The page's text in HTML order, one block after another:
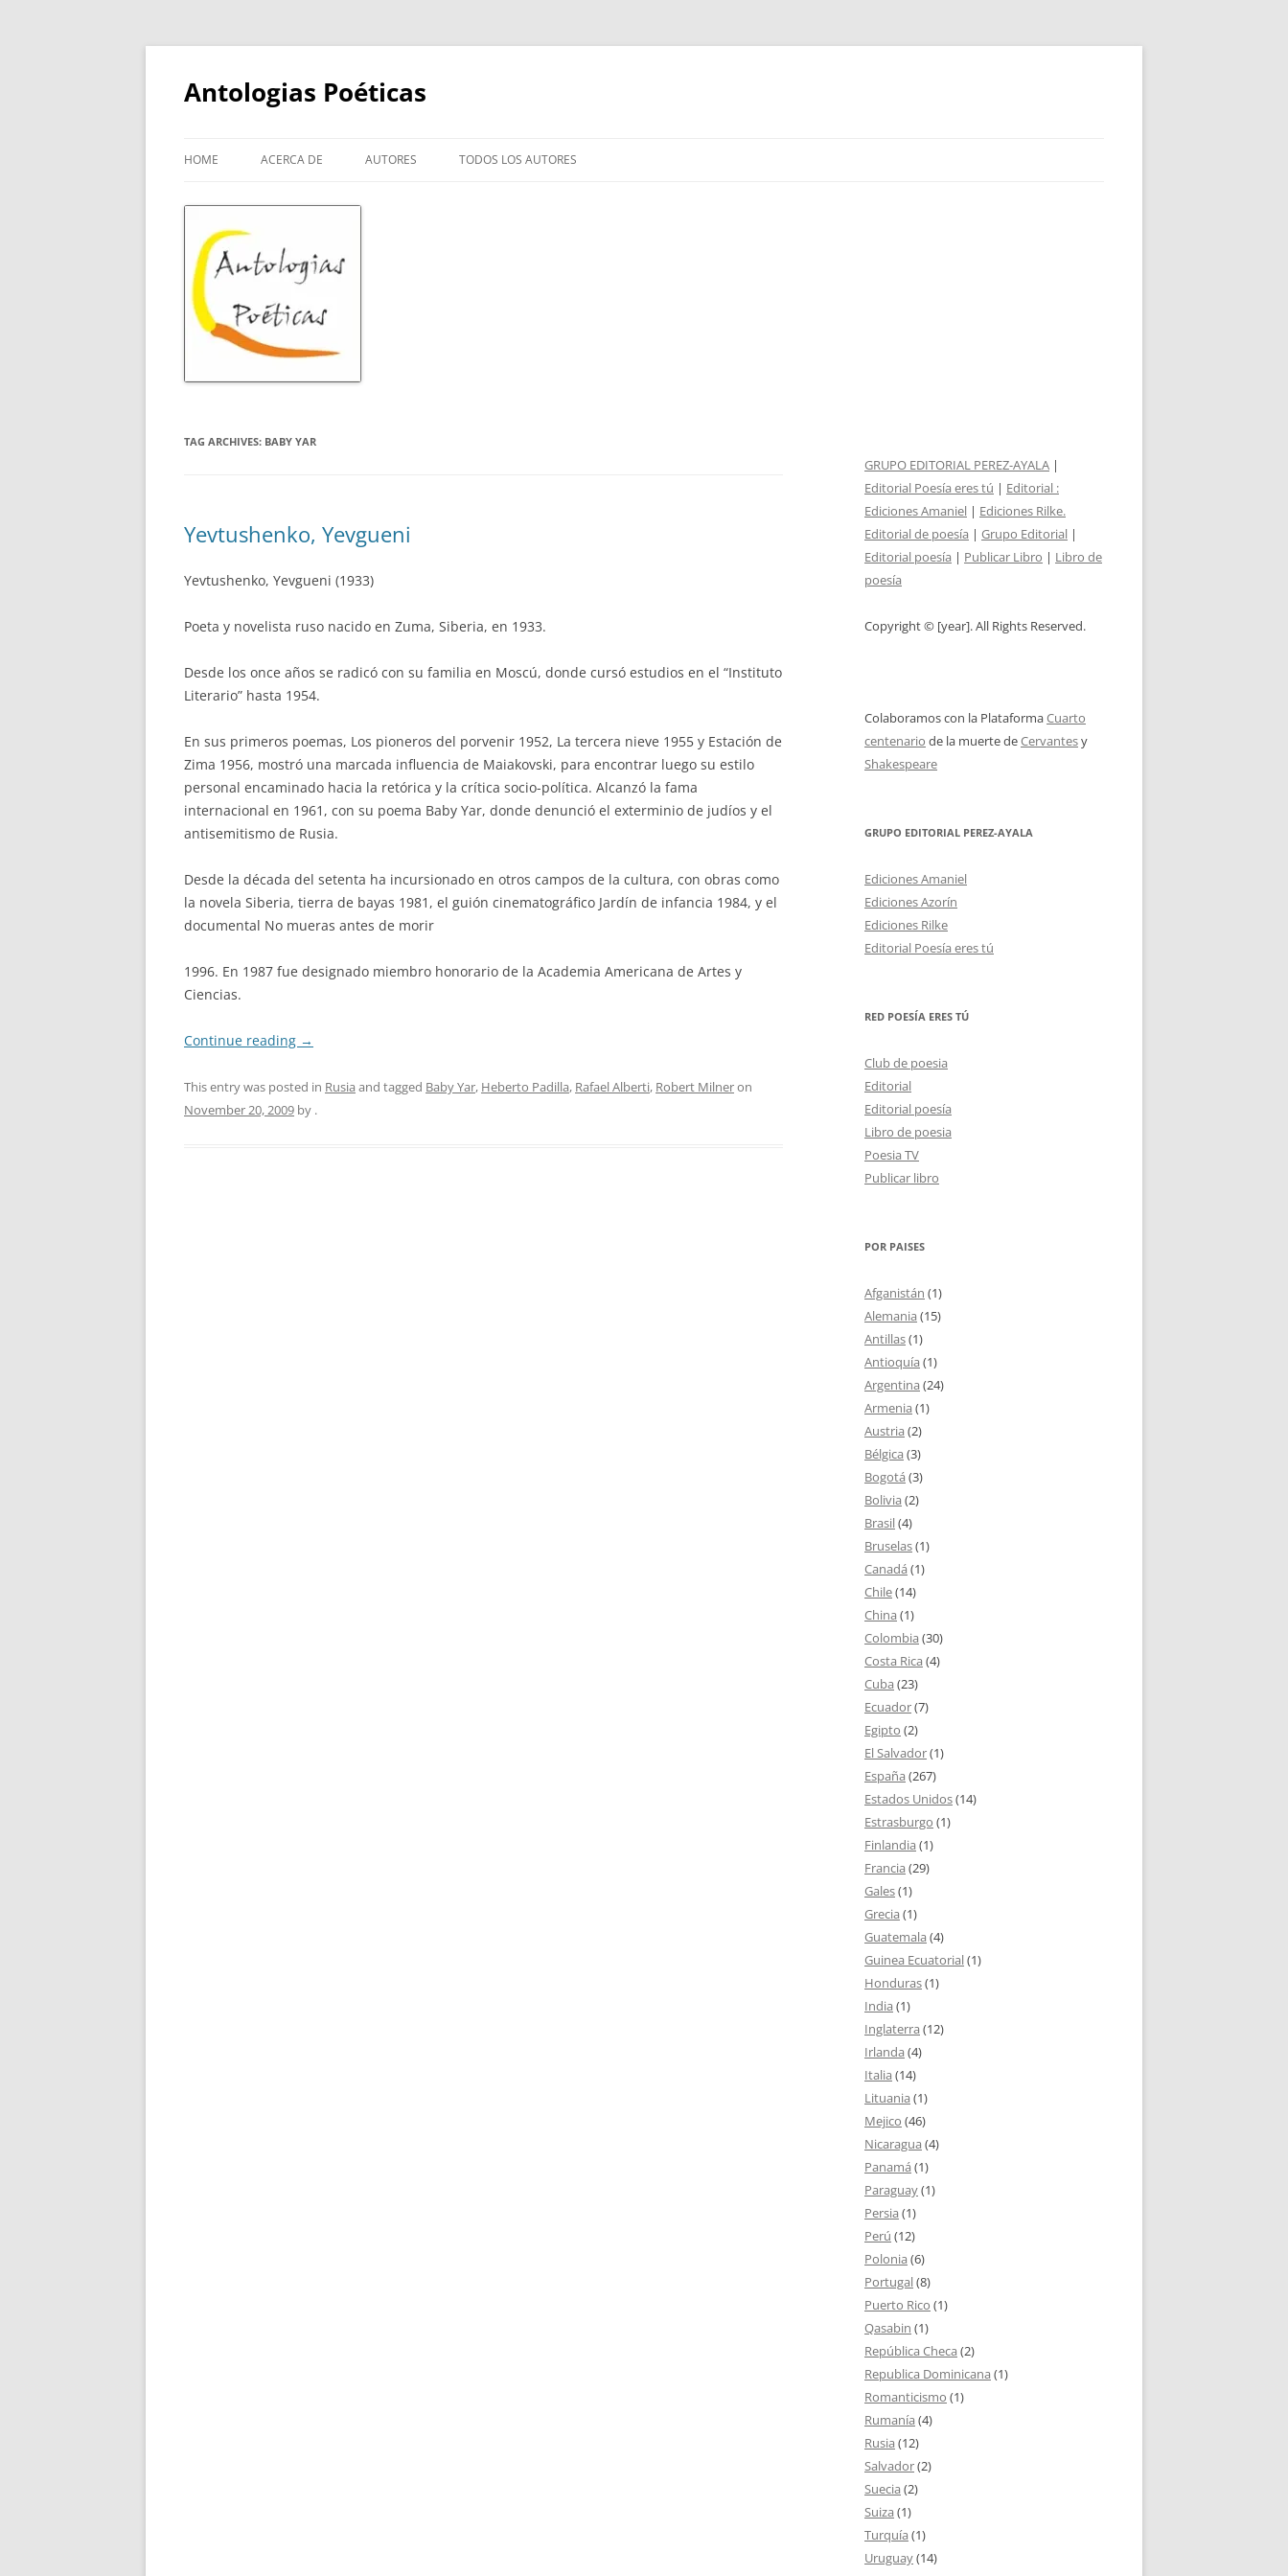
Skip
Antologias Poéticas
HOME ACERCA DE AUTORES TODOS LOS AUTORES
TAG ARCHIVES: BABY YAR
Yevtushenko, Yevgueni
Yevtushenko, Yevgueni (1933)
Poeta y novelista ruso nacido en Zuma, Siberia, en 1933.
Desde los once años se radicó con su familia en Moscú, donde cursó estudios en el “Instituto
Literario” hasta 1954.
En sus primeros poemas, Los pioneros del porvenir 1952, La tercera nieve 1955 y Estación de
Zima 1956, mostró una marcada influencia de Maiakovski, para encontrar luego su estilo
personal encaminado hacia la retórica y la crítica socio-política. Alcanzó la fama
internacional en 1961, con su poema Baby Yar, donde denunció el exterminio de judíos y el
antisemitismo de Rusia.
Desde la década del setenta ha incursionado en otros campos de la cultura, con obras como
la novela Siberia, tierra de bayas 1981, el guión cinematográfico Jardín de infancia 1984, y el
documental No mueras antes de morir
1996. En 1987 fue designado miembro honorario de la Academia Americana de Artes y
Ciencias.
Continue reading →
This entry was posted in Rusia and tagged Baby Yar, Heberto Padilla, Rafael Alberti, Robert Milneron
November 20, 2009 by .
GRUPO EDITORIAL PEREZ-AYALA |
Editorial Poesía eres tú | Editorial :
Ediciones Amaniel | Ediciones Rilke.
Editorial de poesía | Grupo Editorial |
Editorial poesía | Publicar Libro | Libro de
poesía
Copyright © [year]. All Rights Reserved.
Colaboramos con la PlataformaCuarto
centenario de la muerte deCervantesy
Shakespeare
GRUPO EDITORIAL PEREZ-AYALA
Ediciones Amaniel
Ediciones Azorín
Ediciones Rilke
Editorial Poesía eres tú
RED POESÍA ERES TÚ
Club de poesia
Editorial
Editorial poesía
Libro de poesia
Poesia TV
Publicar libro
POR PAISES
Afganistán (1)
Alemania (15)
Antillas(1)
Antioquía (1)
Argentina (24)
Armenia (1)
Austria (2)
Bélgica (3)
Bogotá (3)
Bolivia (2)
Brasil(4)
Bruselas(1)
Canadá (1)
Chile(14)
China (1)
Colombia (30)
Costa Rica (4)
Cuba (23)
Ecuador(7)
Egipto (2)
El Salvador(1)
España (267)
Estados Unidos(14)
Estrasburgo (1)
Finlandia (1)
Francia (29)
Gales(1)
Grecia (1)
Guatemala (4)
Guinea Ecuatorial(1)
Honduras(1)
India (1)
Inglaterra (12)
Irlanda (4)
Italia (14)
Lituania (1)
Mejico (46)
Nicaragua (4)
Panamá (1)
Paraguay(1)
Persia (1)
Perú (12)
Polonia (6)
Portugal(8)
Puerto Rico (1)
Qasabin (1)
República Checa (2)
Republica Dominicana (1)
Romanticismo (1)
Rumanía (4)
Rusia (12)
Salvador(2)
Suecia (2)
Suiza (1)
Turquía (1)
Uruguay(14)